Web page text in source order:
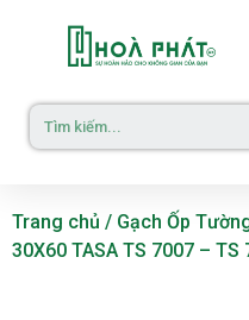
Trang chủ / Gạch Ốp
30X60 TASA TS 7007 – TS